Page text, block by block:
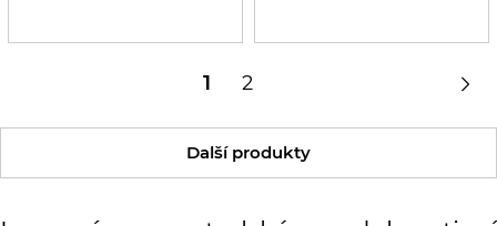
1 2 
Další produkty